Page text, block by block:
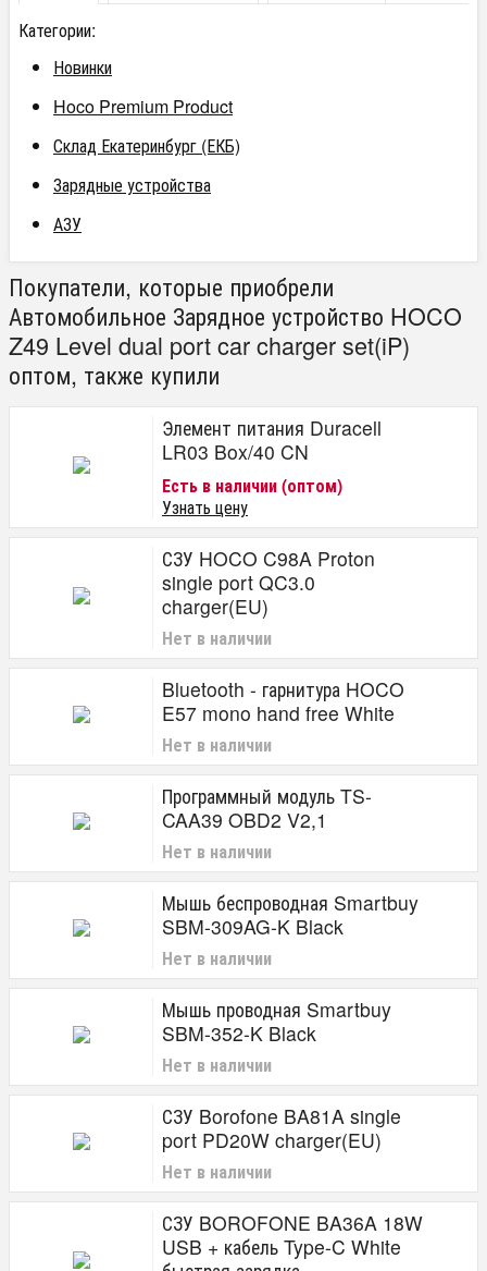
Категории:
Новинки
Hoco Premium Product
Склад Екатеринбург (ЕКБ)
Зарядные устройства
АЗУ
Покупатели, которые приобрели
Автомобильное Зарядное устройство HOCO
Z49 Level dual port car charger set(iP)
оптом, также купили
Элемент питания Duracell
LR03 Box/40 CN
Есть в наличии (оптом)
Узнать цену
СЗУ HOCO C98A Proton
single port QC3.0
charger(EU)
Нет в наличии
Bluetooth - гарнитура HOCO
E57 mono hand free White
Нет в наличии
Программный модуль TS-
CAA39 OBD2 V2,1
Нет в наличии
Мышь беспроводная Smartbuy
SBM-309AG-K Black
Нет в наличии
Мышь проводная Smartbuy
SBM-352-K Black
Нет в наличии
СЗУ Borofone BA81A single
port PD20W charger(EU)
Нет в наличии
СЗУ BOROFONE BA36A 18W
USB + кабель Type-C White